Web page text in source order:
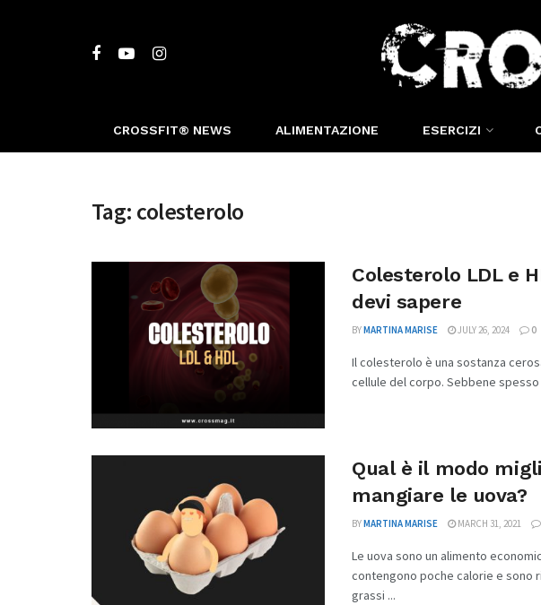
CROSSFIT® NEWS ALIMENTAZIONE ESERCIZI
Tag: colesterolo
Colesterolo LDL e
devi sapere
BYMARTINA MARISE JULY 26, 2024 0
Il colesterolo è una sostanza
cellule del corpo. Sebbene spesso
Qual è il modo
mangiare le uova?
BYMARTINA MARISE MARCH 31, 2021
Le uova sono un alimento
contengono poche calorie e sono
grassi ...